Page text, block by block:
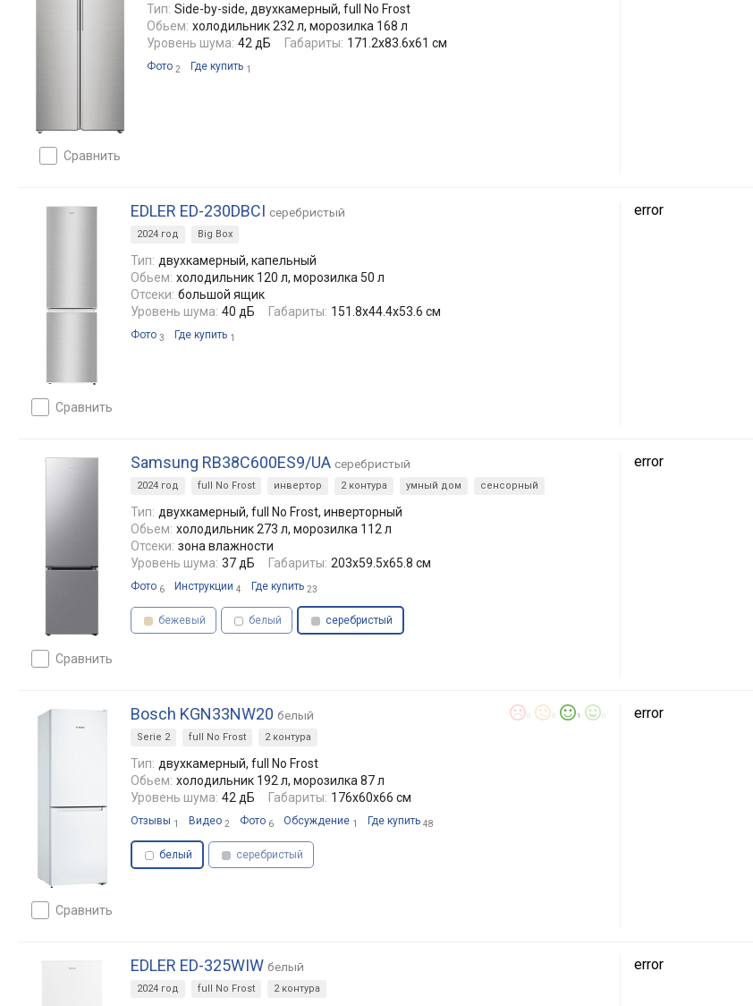
сравнить
Тип: Side-by-side, двухкамерный, full No Frost
Обьем: холодильник 232 л, морозилка 168 л
Уровень шума: 42 дБ Габариты: 171.2x83.6x61 см
Фото 2 Где купить 1
сравнить
EDLER ED-230DBCI серебристый
2024 год Big Box
Тип: двухкамерный, капельный
Обьем: холодильник 120 л, морозилка 50 л
Отсеки: большой ящик
Уровень шума: 40 дБ Габариты: 151.8х44.4х53.6 см
Фото 3 Где купить 1
error
сравнить
Samsung RB38C600ES9/UA серебристый
2024 год full No Frost инвертор 2 контура умный дом сенсорный
Тип: двухкамерный, full No Frost, инверторный
Обьем: холодильник 273 л, морозилка 112 л
Отсеки: зона влажности
Уровень шума: 37 дБ Габариты: 203х59.5х65.8 см
Фото 6 Инструкции 4 Где купить 23
бежевый белый серебристый
error
сравнить
Bosch KGN33NW20 белый 1
Serie 2 full No Frost 2 контура
Тип: двухкамерный, full No Frost
Обьем: холодильник 192 л, морозилка 87 л
Уровень шума: 42 дБ Габариты: 176x60x66 см
Отзывы 1 Видео 2 Фото 6 Обсуждение 1 Где купить 48
белый серебристый
error
EDLER ED-325WIW белый
2024 год full No Frost 2 контура
error